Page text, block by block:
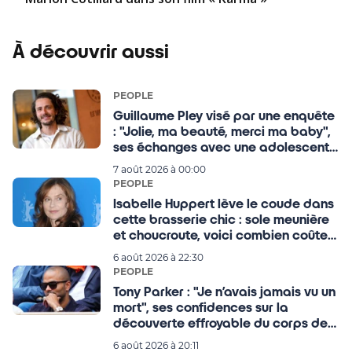
À découvrir aussi
PEOPLE
Guillaume Pley visé par une enquête
: "Jolie, ma beauté, merci ma baby",
ses échanges avec une adolescente
de 16 ans refont surface
7 août 2026 à 00:00
PEOPLE
Isabelle Huppert lève le coude dans
cette brasserie chic : sole meunière
et choucroute, voici combien coûte
un dîner dans son QG
6 août 2026 à 22:30
PEOPLE
Tony Parker : "Je n’avais jamais vu un
mort", ses confidences sur la
découverte effroyable du corps de
son père
6 août 2026 à 20:11